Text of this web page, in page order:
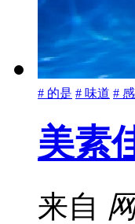
# 的是 # 味道 #
美素
来自